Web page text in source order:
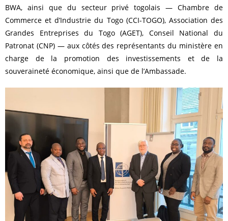
BWA, ainsi que du secteur privé togolais — Chambre de
Commerce et d’Industrie du Togo (CCI-TOGO), Association des
Grandes Entreprises du Togo (AGET), Conseil National du
Patronat (CNP) — aux côtés des représentants du ministère en
charge de la promotion des investissements et de la
souveraineté économique, ainsi que de l’Ambassade.